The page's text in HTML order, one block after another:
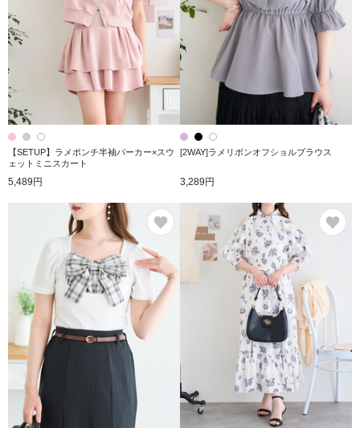
【SETUP】ラメポンチ半袖パーカー×スウ
ェットミニスカート
5,489円
[2WAY]ラメリボンオフショルブラウス
3,289円
お気に入り